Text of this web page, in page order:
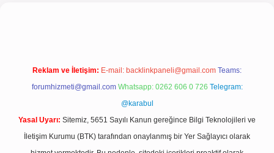
Reklam ve İletişim: E-mail: backlinkpaneli@gmail.com Teams:
forumhizmeti@gmail.com Whatsapp: 0262 606 0 726 Telegram:
@karabul
Yasal Uyarı: Sitemiz, 5651 Sayılı Kanun gereğince Bilgi Teknolojileri ve
İletişim Kurumu (BTK) tarafından onaylanmış bir Yer Sağlayıcı olarak